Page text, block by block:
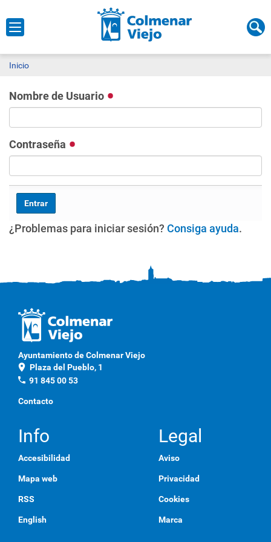
Inicio
Nombre de Usuario
Contraseña
¿Problemas para iniciar sesión? Consiga ayuda.
Ayuntamiento de Colmenar Viejo
location_on Plaza del Pueblo, 1
phone 91 845 00 53
Contacto
Info
Accesibilidad
Mapa web
RSS
English
Legal
Aviso
Privacidad
Cookies
Marca